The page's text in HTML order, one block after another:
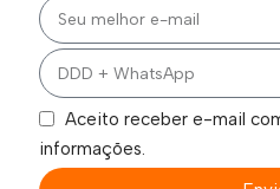
Aceito receber e-mail
informações.